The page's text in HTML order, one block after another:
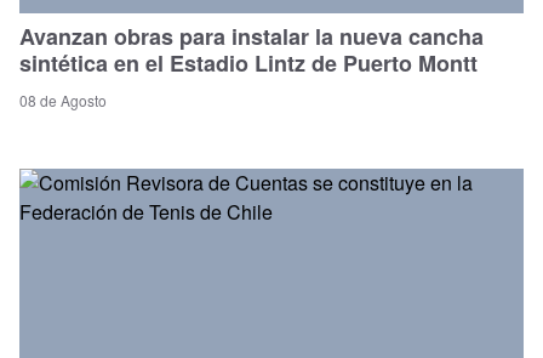
Avanzan obras para instalar la nueva cancha
sintética en el Estadio Lintz de Puerto Montt
08 de Agosto